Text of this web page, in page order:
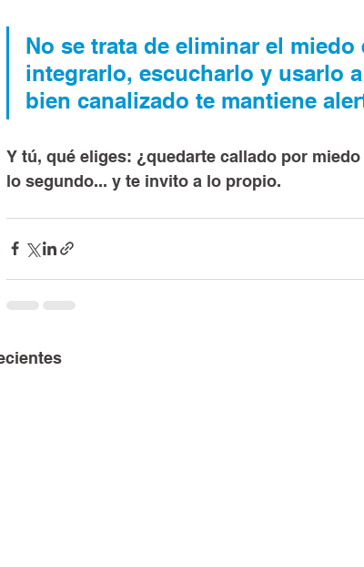
No se trata de eliminar el
integrarlo, escucharlo y usarlo
bien canalizado te mantiene
Y tú, qué eliges: ¿quedarte callado por
lo segundo... y te invito a lo propio.